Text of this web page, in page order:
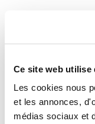
Ce site web utilise
Les cookies nous
et les annonces,
médias sociaux et